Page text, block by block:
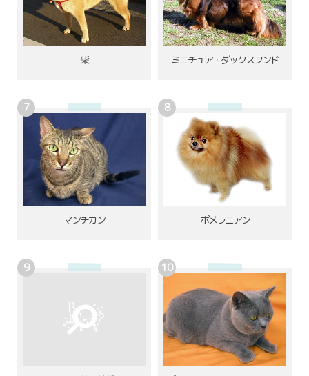
柴 ミニチュア・ダックスフンド
マンチカン ポメラニアン